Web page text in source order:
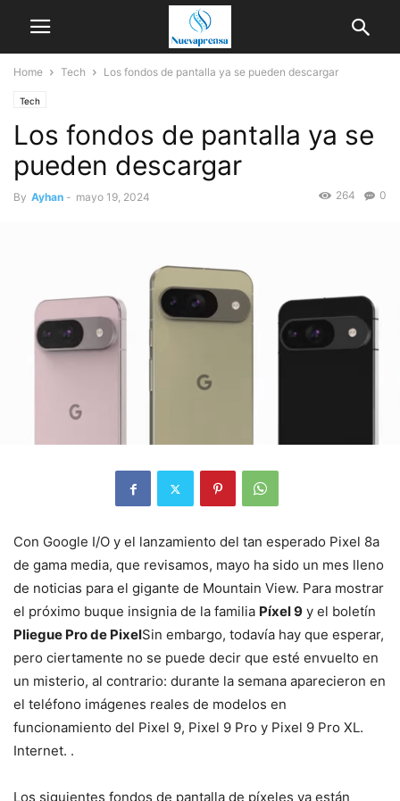
Home Tech Los fondos de pantalla ya se pueden descargar
Tech
Los fondos de pantalla ya se
pueden descargar
By Ayhan - mayo 19, 2024 0
264
Con Google I/O y el lanzamiento del tan esperado Pixel 8a
de gama media, que revisamos, mayo ha sido un mes lleno
de noticias para el gigante de Mountain View. Para mostrar
el próximo buque insignia de la familia Píxel 9 y el boletín
Pliegue Pro de PixelSin embargo, todavía hay que esperar,
pero ciertamente no se puede decir que esté envuelto en
un misterio, al contrario: durante la semana aparecieron en
el teléfono imágenes reales de modelos en
funcionamiento del Pixel 9, Pixel 9 Pro y Pixel 9 Pro XL.
Internet. .
Los siguientes fondos de pantalla de píxeles ya están